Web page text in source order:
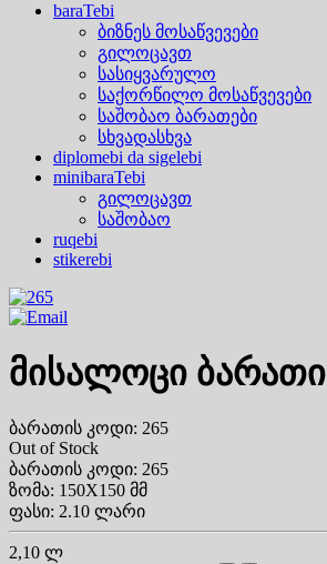
baraTebi
ბიზნეს მოსაწვევები
გილოცავთ
სასიყვარულო
საქორწილო მოსაწვევები
საშობაო ბარათები
სხვადასხვა
diplomebi da sigelebi
minibaraTebi
გილოცავთ
საშობაო
ruqebi
stikerebi
მისალოცი ბარათი
ბარათის კოდი: 265
Out of Stock
ბარათის კოდი: 265
ზომა: 150X150 მმ
ფასი: 2.10 ლარი
2,10 ლ